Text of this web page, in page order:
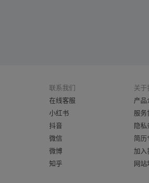
联系我们
在线客服
小红书
抖音
微信
微博
知乎
关于
产品
服务
隐私
简历
加入
网站